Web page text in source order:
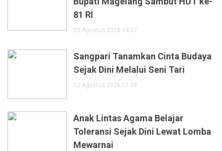
81 RI
02 Agustus 2026 14:57
Sangpari Tanamkan Cinta Budaya
Sejak Dini Melalui Seni Tari
02 Agustus 2026 11:08
Anak Lintas Agama Belajar
Toleransi Sejak Dini Lewat Lomba
Mewarnai